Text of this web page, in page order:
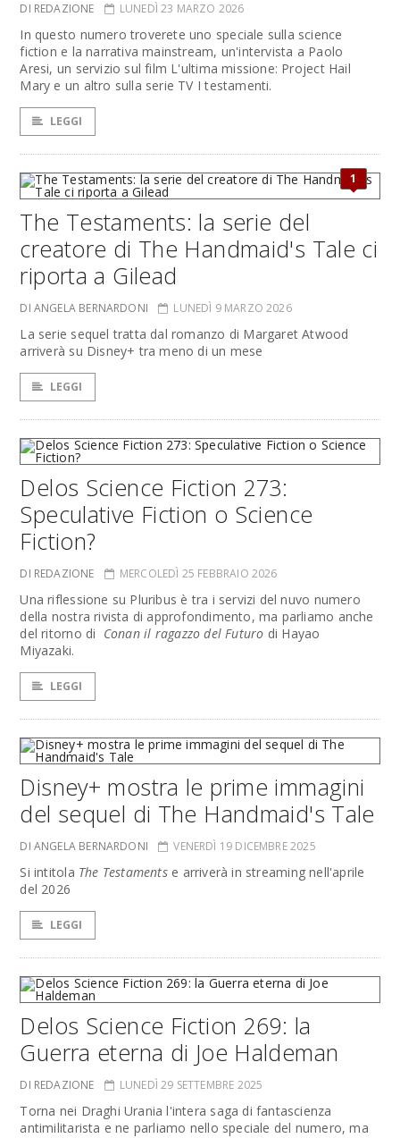
DI REDAZIONE LUNEDÌ 23 MARZO 2026
In questo numero troverete uno speciale sulla science
fiction e la narrativa mainstream, un'intervista a Paolo
Aresi, un servizio sul film L'ultima missione: Project Hail
Mary e un altro sulla serie TV I testamenti.
LEGGI
1
The Testaments: la serie del
creatore di The Handmaid's Tale ci
riporta a Gilead
DI ANGELA BERNARDONI LUNEDÌ 9 MARZO 2026
La serie sequel tratta dal romanzo di Margaret Atwood
arriverà su Disney+ tra meno di un mese
LEGGI
Delos Science Fiction 273:
Speculative Fiction o Science
Fiction?
DI REDAZIONE MERCOLEDÌ 25 FEBBRAIO 2026
Una riflessione su Pluribus è tra i servizi del nuvo numero
della nostra rivista di approfondimento, ma parliamo anche
del ritorno di Conan il ragazzo del Futuro di Hayao
Miyazaki.
LEGGI
Disney+ mostra le prime immagini
del sequel di The Handmaid's Tale
DI ANGELA BERNARDONI VENERDÌ 19 DICEMBRE 2025
Si intitola The Testamentse arriverà in streaming nell'aprile
del 2026
LEGGI
Delos Science Fiction 269: la
Guerra eterna di Joe Haldeman
DI REDAZIONE LUNEDÌ 29 SETTEMBRE 2025
Torna nei Draghi Urania l'intera saga di fantascienza
antimilitarista e ne parliamo nello speciale del numero, ma